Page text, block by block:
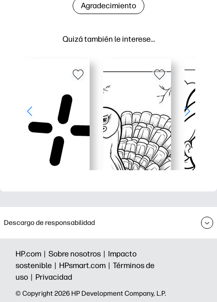
Quizá también le interese…
Agradecimiento
Descargo de responsabilidad
HP.com | Sobre nosotros | Impacto
sostenible | HPsmart.com | Términos de
uso | Privacidad
©️ Copyright 2026 HP Development Company, L.P.